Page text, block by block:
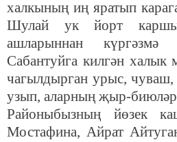
халкының иң яратып
Шулай ук йорт
ашларыннан
Сабантуйга килгән халык
чагылдырган урыс, чуваш,
узып, аларның җыр-
Районыбызның йөзек
Мостафина, Айрат